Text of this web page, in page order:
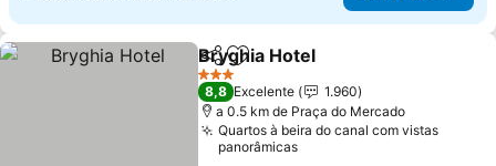
PartilharAdicionar aos favoritos
Bryghia Hotel
3 Estrelas
8,8 Excelente
1.960
a 0.5 km de Praça do Mercado
Quartos à beira do canal com vistas
panorâmicas